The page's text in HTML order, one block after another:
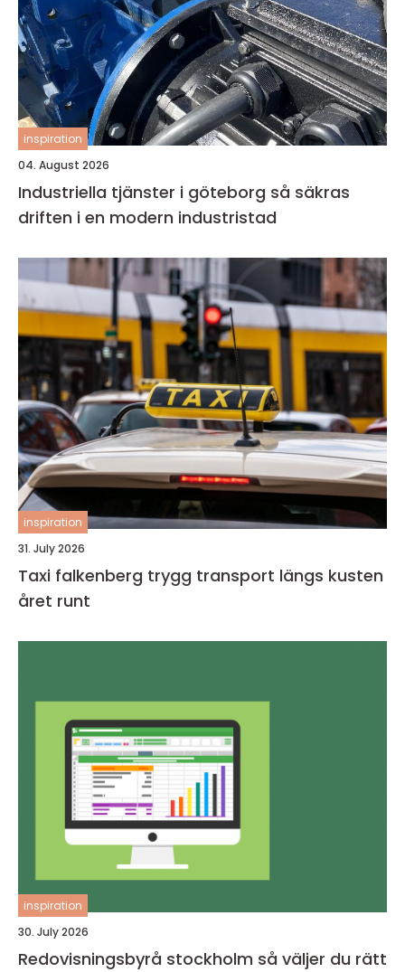
inspiration
04. August 2026
Industriella tjänster i göteborg så säkras
driften i en modern industristad
inspiration
31. July 2026
Taxi falkenberg trygg transport längs kusten
året runt
inspiration
30. July 2026
Redovisningsbyrå stockholm så väljer du rätt